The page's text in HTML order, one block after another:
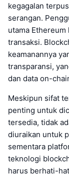
kegagalan
serangan.
utama
transaksi.
keamanannya
transparansi,
dan data on-
Meskipun sifat
penting untuk
tersedia, tidak
diuraikan untuk
sementara
teknologi
harus berhati-